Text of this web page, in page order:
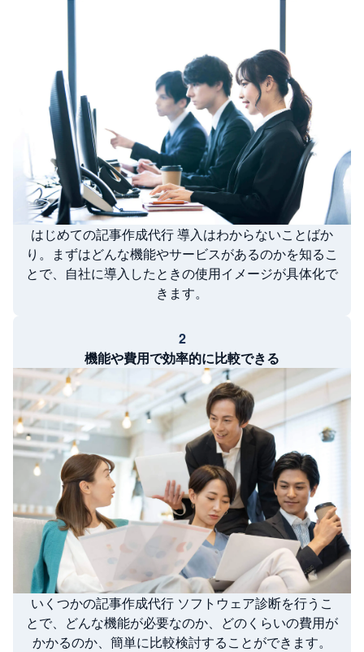
はじめての記事作成代行 導入はわからないことばか
り。まずはどんな機能やサービスがあるのかを知るこ
とで、自社に導入したときの使用イメージが具体化で
きます。
2
機能や費用で効率的に比較できる
いくつかの記事作成代行 ソフトウェア診断を行うこ
とで、どんな機能が必要なのか、どのくらいの費用が
かかるのか、簡単に比較検討することができます。